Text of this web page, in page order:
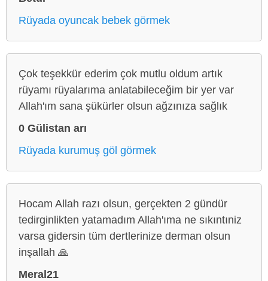
Rüyada oyuncak bebek görmek
Çok teşekkür ederim çok mutlu oldum artık
rüyamı rüyalarıma anlatabileceğim bir yer var
Allah'ım sana şükürler olsun ağzınıza sağlık
0 Gülistan arı
Rüyada kurumuş göl görmek
Hocam Allah razı olsun, gerçekten 2 gündür
tedirginlikten yatamadım Allah'ıma ne sıkıntıniz
varsa gidersin tüm dertlerinize derman olsun
inşallah 🙏
Meral21